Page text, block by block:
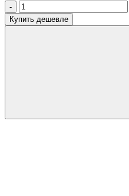
-
Купить дешевле